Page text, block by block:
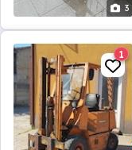
3
1